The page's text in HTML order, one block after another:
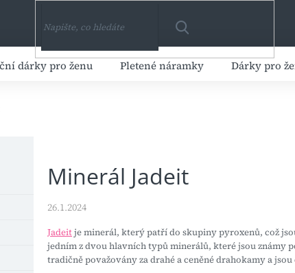
HLEDAT
dárky pro ženu Pletené náramky Dárky pro
Minerál Jadeit
26.1.2024
Jadeitje minerál, který patří do skupiny pyroxenů, což
jedním z dvou hlavních typů minerálů, které jsou známy
tradičně považovány za drahé a ceněné drahokamy a